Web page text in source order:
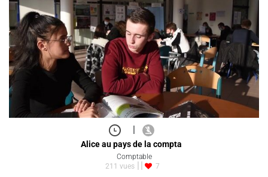
Alice au pays de la compta
Comptable
211 vues
7